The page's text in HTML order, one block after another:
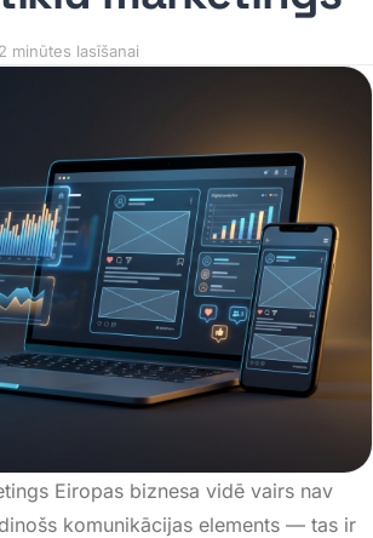
minūtes lasīšanai
Eiropas biznesa vidē vairs nav
komunikācijas elements — tas ir